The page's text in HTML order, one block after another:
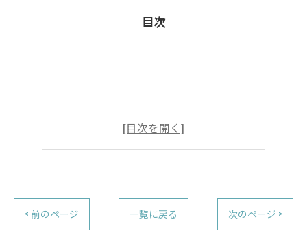
目次
< 前のページ 一覧に戻る 次のページ >